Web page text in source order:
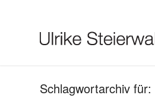
Ulrike Steierwald
Schlagwortarchiv für: